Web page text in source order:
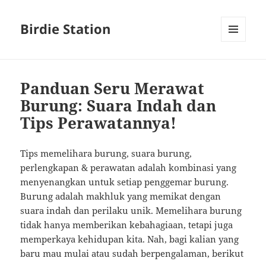
Birdie Station
Panduan Seru Merawat
Burung: Suara Indah dan
Tips Perawatannya!
Tips memelihara burung, suara burung,
perlengkapan & perawatan adalah kombinasi yang
menyenangkan untuk setiap penggemar burung.
Burung adalah makhluk yang memikat dengan
suara indah dan perilaku unik. Memelihara burung
tidak hanya memberikan kebahagiaan, tetapi juga
memperkaya kehidupan kita. Nah, bagi kalian yang
baru mau mulai atau sudah berpengalaman, berikut